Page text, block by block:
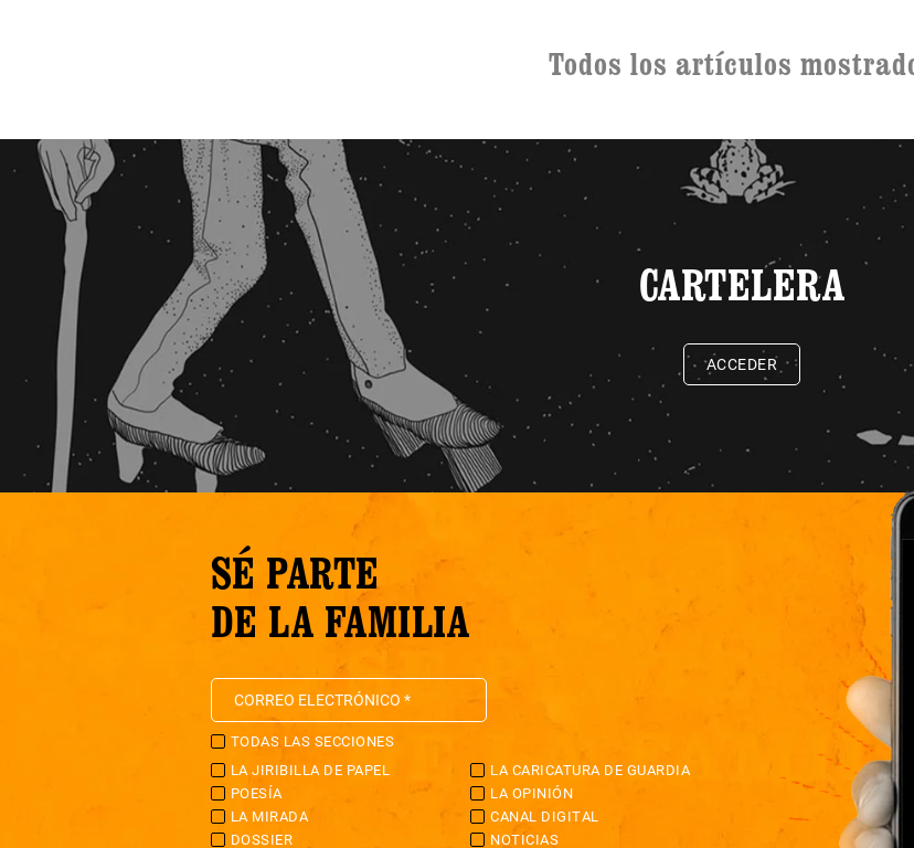
Todos los artículos
CARTELERA
ACCEDER
SÉ PARTE
DE LA FAMILIA
TODAS LAS SECCIONES
LA JIRIBILLA DE PAPEL
LA CARICATURA DE GUARDIA
POESÍA
LA OPINIÓN
LA MIRADA
CANAL DIGITAL
DOSSIER
NOTICIAS